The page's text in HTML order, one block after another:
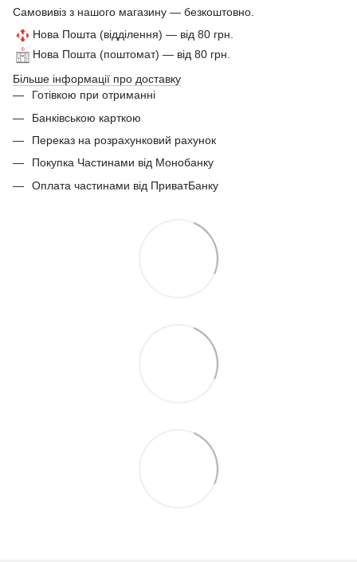
Самовивіз з нашого магазину — безкоштовно.
Нова Пошта (відділення) — від 80 грн.
Нова Пошта (поштомат) — від 80 грн.
Більше інформації про доставку
Готівкою при отриманні
Банківською карткою
Переказ на розрахунковий рахунок
Покупка Частинами від Монобанку
Оплата частинами від ПриватБанку